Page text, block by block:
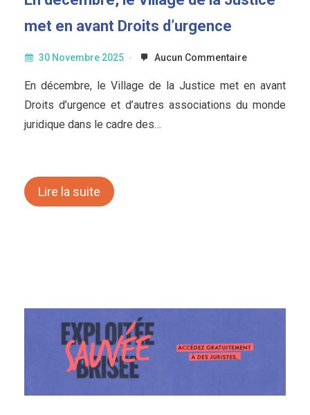
met en avant Droits d’urgence
30 Novembre 2025 Aucun Commentaire
En décembre, le Village de la Justice met en avant
Droits d’urgence et d’autres associations du monde
juridique dans le cadre des…
Lire la suite